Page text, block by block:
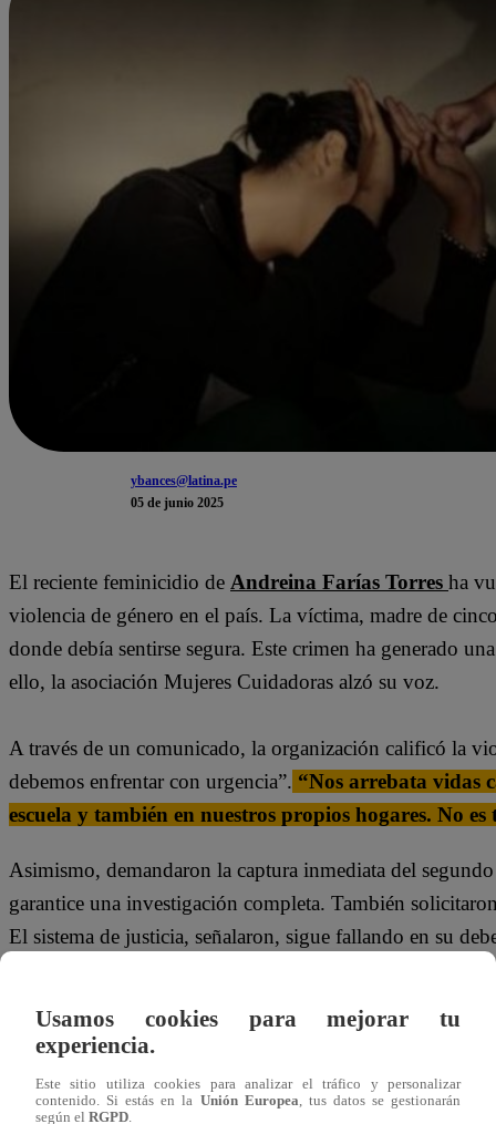
ybances@latina.pe
05 de junio 2025
El reciente feminicidio de Andreina Farías Torres ha
violencia de género en el país. La víctima, madre de
donde debía sentirse segura. Este crimen ha generado
ello, la asociación Mujeres Cuidadoras alzó su voz.
A través de un comunicado, la organización calificó la
debemos enfrentar con urgencia”. “Nos arrebata vidas
escuela y también en nuestros propios hogares. No
Asimismo, demandaron la captura inmediata del
garantice una investigación completa. También
El sistema de justicia, señalaron, sigue fallando en su
Usamos cookies para mejorar tu
experiencia.
Este sitio utiliza cookies para analizar el tráfico y personalizar
contenido. Si estás en la Unión Europea, tus datos se gestionarán
según el RGPD.